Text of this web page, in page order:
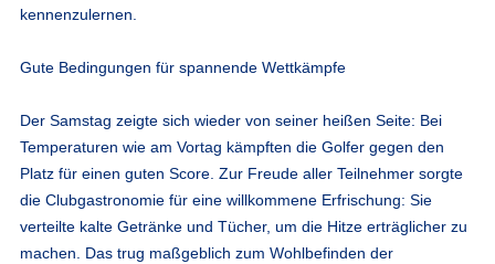
kennenzulernen.
Gute Bedingungen für spannende Wettkämpfe
Der Samstag zeigte sich wieder von seiner heißen Seite: Bei
Temperaturen wie am Vortag kämpften die Golfer gegen den
Platz für einen guten Score. Zur Freude aller Teilnehmer sorgte
die Clubgastronomie für eine willkommene Erfrischung: Sie
verteilte kalte Getränke und Tücher, um die Hitze erträglicher zu
machen. Das trug maßgeblich zum Wohlbefinden der